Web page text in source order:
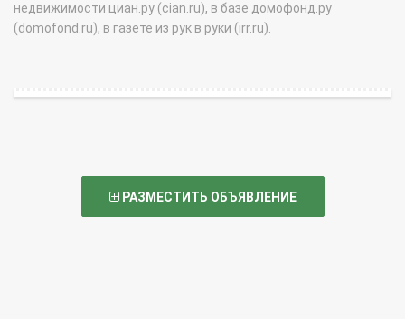
недвижимости циан.ру (cian.ru), в базе домофонд.ру
(domofond.ru), в газете из рук в руки (irr.ru).
РАЗМЕСТИТЬ ОБЪЯВЛЕНИЕ